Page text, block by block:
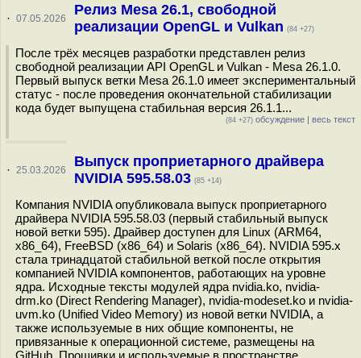
· 07.05.2026
Релиз Mesa 26.1, свободной
реализации OpenGL и Vulkan (84 +27)
После трёх месяцев разработки представлен релиз
свободной реализации API OpenGL и Vulkan - Mesa 26.1.0.
Первый выпуск ветки Mesa 26.1.0 имеет экспериментальный
статус - после проведения окончательной стабилизации
кода будет выпущена стабильная версия 26.1.1...
(84 +27) обсуждение | весь текст
· 25.03.2026
Выпуск проприетарного драйвера
NVIDIA 595.58.03 (85 +14)
Компания NVIDIA опубликовала выпуск проприетарного
драйвера NVIDIA 595.58.03 (первый стабильный выпуск
новой ветки 595). Драйвер доступен для Linux (ARM64,
x86_64), FreeBSD (x86_64) и Solaris (x86_64). NVIDIA 595.x
стала тринадцатой стабильной веткой после открытия
компанией NVIDIA компонентов, работающих на уровне
ядра. Исходные тексты модулей ядра nvidia.ko, nvidia-
drm.ko (Direct Rendering Manager), nvidia-modeset.ko и nvidia-
uvm.ko (Unified Video Memory) из новой ветки NVIDIA, а
также используемые в них общие компоненты, не
привязанные к операционной системе, размещены на
GitHub. Прошивки и используемые в пространстве